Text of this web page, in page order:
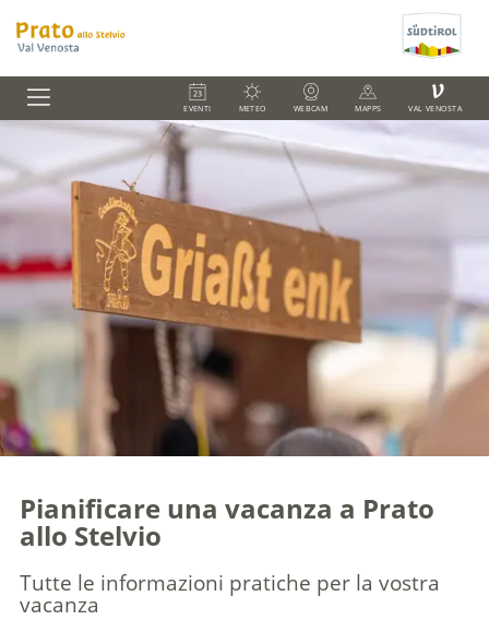
EVENTI METEO WEBCAM MAPPS
V
VAL VENOSTA
Pianificare una vacanza a Prato
allo Stelvio
Tutte le informazioni pratiche per la vostra
vacanza